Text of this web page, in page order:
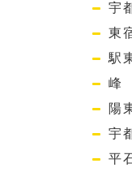
宇
東
駅
峰
陽
宇
平